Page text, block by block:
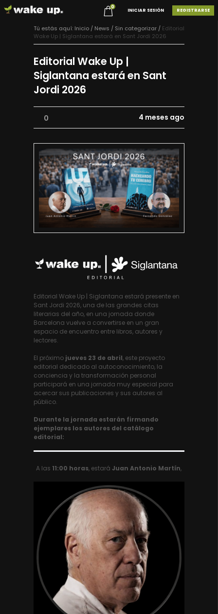
0
REGISTRARSE
INICIAR SESIÓN
Tú estás aquí: Inicio/ News / Sin categorizar/ Editorial
Wake Up | Siglantana estará en Sant Jordi 2026
Editorial Wake Up |
Siglantana estará en Sant
Jordi 2026
0 4 meses ago
Editorial Wake Up | Siglantana estará presente en
Sant Jordi 2026, una de las grandes citas
literarias del año, en una jornada donde
Barcelona vuelve a convertirse en un gran
espacio de encuentro entre libros, autores y
lectores.
El próximo jueves 23 de abril, este proyecto
editorial dedicado al autoconocimiento, la
conciencia y la transformación personal
participará en una jornada muy especial para
acercar sus publicaciones y sus autores al
público.
Durante la jornada estarán firmando
ejemplares los autores del catálogo
editorial:
A las 11:00 horas, estará Juan Antonio Martín,